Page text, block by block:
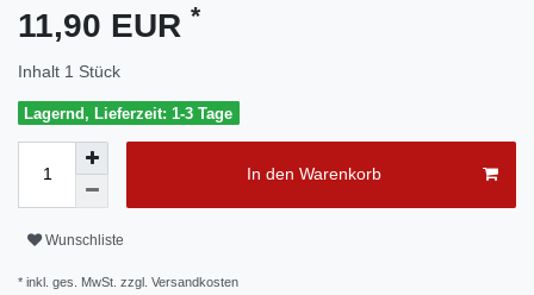
11,90 EUR *
Inhalt 1 Stück
Lagernd, Lieferzeit: 1-3 Tage
In den Warenkorb
Wunschliste
* inkl. ges. MwSt. zzgl. Versandkosten